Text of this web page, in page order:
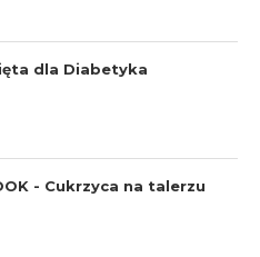
dla Diabetyka
- Cukrzyca na talerzu